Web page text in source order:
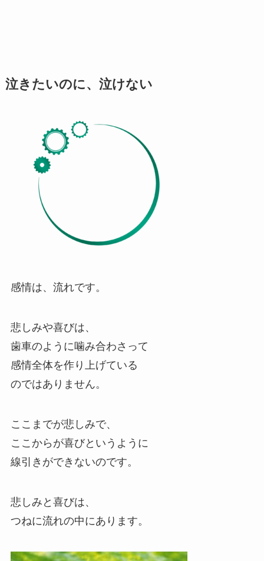
泣きたいのに、泣けない
感情は、流れです。
悲しみや喜びは、
歯車のように噛み合わさって
感情全体を作り上げている
のではありません。
ここまでが悲しみで、
ここからが喜びというように
線引きができないのです。
悲しみと喜びは、
つねに流れの中にあります。